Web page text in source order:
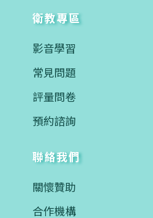
衛教專區
影音學習
常見問題
評量問卷
預約諮詢
聯絡我們
關懷贊助
合作機構